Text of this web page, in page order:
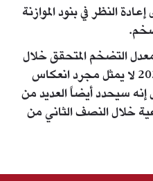
النظر في بنود الموازنة
معدل التضخم المتحقق خلال
الأشهر الستة الأولى من عام 2026 لا يمثل مجرد انعكاس
إنه سيحدد أيضاً العديد من
خلال النصف الثاني من